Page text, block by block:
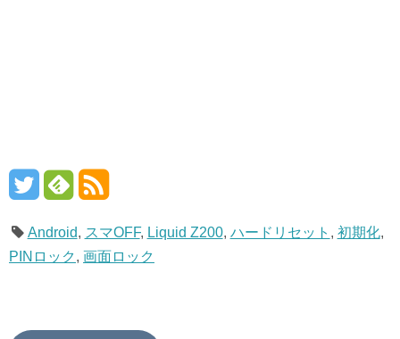
Android, スマOFF, Liquid Z200, ハードリセット , 初期化,
PINロック , 画面ロック